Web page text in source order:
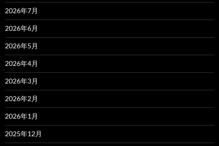
2026年7月
2026年6月
2026年5月
2026年4月
2026年3月
2026年2月
2026年1月
2025年12月